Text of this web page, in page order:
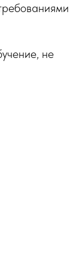
не